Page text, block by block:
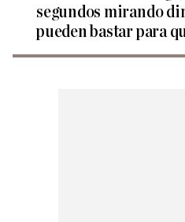
segundos mirando
pueden bastar para